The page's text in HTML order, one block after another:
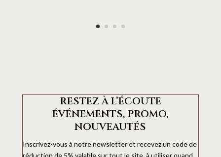
RESTEZ À L’ÉCOUTE
ÉVÉNEMENTS, PROMO,
NOUVEAUTÉS
Inscrivez-vous à notre newsletter et recevez un code de